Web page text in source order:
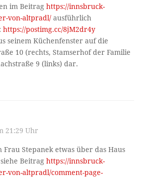
im Beitraghttps://innsbruck-
von-altpradl/ ausführlich
https://postimg.cc/8jM2dr4y
seinem Küchenfenster auf die
10 (rechts, Stamserhof der Familie
9 (links) dar.
21:29 Uhr
Frau Stepanek etwas über das Haus
Beitraghttps://innsbruck-
von-altpradl/comment-page-